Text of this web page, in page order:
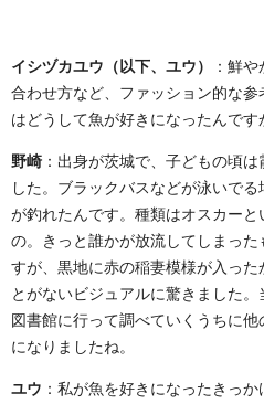
イシヅカユウ（以下、ユウ）
：鮮
合わせ方など、ファッション的な
はどうして魚が好きになったんです
野崎 ：出身が茨城で、子どもの頃
した。ブラックバスなどが泳いで
が釣れたんです。種類はオスカー
の。きっと誰かが放流してしまっ
すが、黒地に赤の稲妻模様が入った
とがないビジュアルに驚きました。
図書館に行って調べていくうちに
になりましたね。
ユウ ：私が魚を好きになったきっ